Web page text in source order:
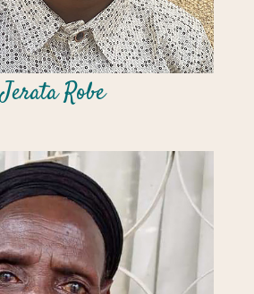
Jerata Robe